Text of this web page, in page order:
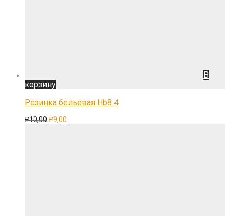
В
корзину
Резинка бельевая Hb8 4
₽10,00Первоначальная
₽9,00